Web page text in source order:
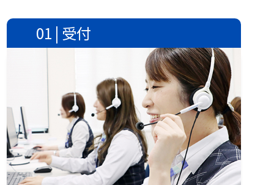
01 | 受付